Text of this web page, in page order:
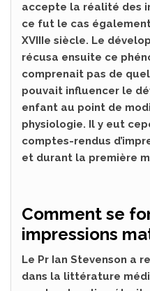
accepte la réalité des
ce fut le cas
XVIIIe siècle. Le
récusa ensuite ce
comprenait pas de
pouvait influencer le
enfant au point de
physiologie. Il y eut
comptes-rendus
et durant la première
Comment se
impressions
Le Pr Ian Stevenson a
dans la littérature